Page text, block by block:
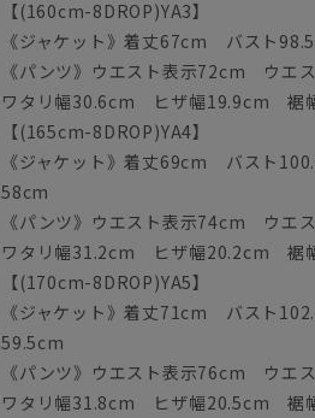
【(160cm-8DROP)YA3】
《ジャケット》着丈67cm バスト
《パンツ》ウエスト表示72cm ウ
ワタリ幅30.6cm ヒザ幅19.9cm 裾
【(165cm-8DROP)YA4】
《ジャケット》着丈69cm バスト
58cm
《パンツ》ウエスト表示74cm ウ
ワタリ幅31.2cm ヒザ幅20.2cm 裾
【(170cm-8DROP)YA5】
《ジャケット》着丈71cm バスト
59.5cm
《パンツ》ウエスト表示76cm ウ
ワタリ幅31.8cm ヒザ幅20.5cm 裾